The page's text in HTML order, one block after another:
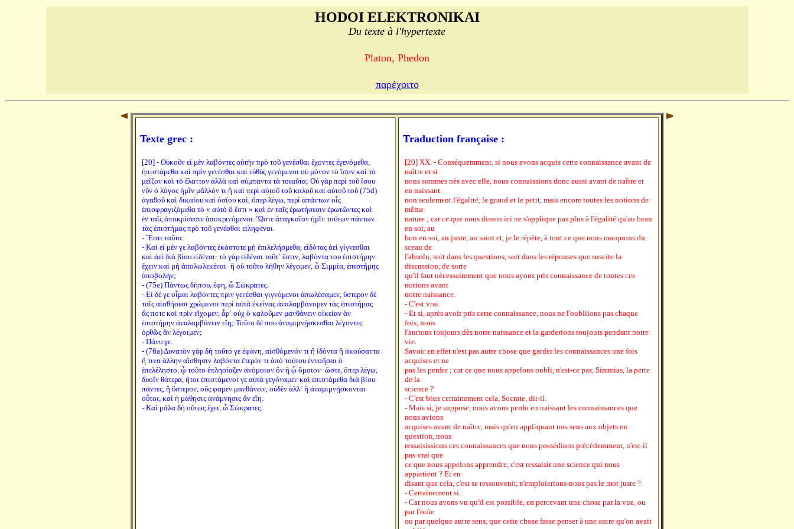
HODOI ELEKTRONIKAI
Du texte à l'hypertexte
Platon, Phedon
παρέχοιτο
Texte grec :
[20] - Οὐκοῦν εἰ μὲν λαβόντες αὐτὴν πρὸ τοῦ γενέσθαι ἔχοντες ἐγενόμεθα,
ἠπιστάμεθα καὶ πρὶν γενέσθαι καὶ εὐθὺς γενόμενοι οὐ μόνον τὸ ἴσον καὶ τὸ
μεῖζον καὶ τὸ ἔλαττον ἀλλὰ καὶ σύμπαντα τὰ τοιαῦτα; Οὐ γὰρ περὶ τοῦ ἴσου
νῦν ὁ λόγος ἡμῖν μᾶλλόν τι ἢ καὶ περὶ αὐτοῦ τοῦ καλοῦ καὶ αὐτοῦ τοῦ (75d)
ἀγαθοῦ καὶ δικαίου καὶ ὁσίου καί, ὅπερ λέγω, περὶ ἁπάντων οἷς
ἐπισφραγιζόμεθα τὸ « αὐτὸ ὃ ἔστι » καὶ ἐν ταῖς ἐρωτήσεσιν ἐρωτῶντες καὶ
ἐν ταῖς ἀποκρίσεσιν ἀποκρινόμενοι. Ὥστε ἀναγκαῖον ἡμῖν τούτων πάντων
τὰς ἐπιστήμας πρὸ τοῦ γενέσθαι εἰληφέναι.
- Ἔστι ταῦτα.
- Καὶ εἰ μέν γε λαβόντες ἑκάστοτε μὴ ἐπιλελήσμεθα, εἰδότας ἀεὶ γίγνεσθαι
καὶ ἀεὶ διὰ βίου εἰδέναι· τὸ γὰρ εἰδέναι τοῦτ᾽ ἔστιν, λαβόντα του ἐπιστήμην
ἔχειν καὶ μὴ ἀπολωλεκέναι· ἢ οὐ τοῦτο λήθην λέγομεν, ὦ Σιμμία, ἐπιστήμης
ἀποβολήν;
- (75e) Πάντως δήπου, ἔφη, ὦ Σώκρατες.
- Εἰ δέ γε οἶμαι λαβόντες πρὶν γενέσθαι γιγνόμενοι ἀπωλέσαμεν, ὕστερον δὲ
ταῖς αἰσθήσεσι χρώμενοι περὶ αὐτὰ ἐκείνας ἀναλαμβάνομεν τὰς ἐπιστήμας
ἅς ποτε καὶ πρὶν εἴχομεν, ἆρ᾽ οὐχ ὃ καλοῦμεν μανθάνειν οἰκείαν ἂν
ἐπιστήμην ἀναλαμβάνειν εἴη; Τοῦτο δέ που ἀναμιμνῄσκεσθαι λέγοντες
ὀρθῶς ἂν λέγοιμεν;
- Πάνυ γε.
- (76a) Δυνατὸν γὰρ δὴ τοῦτό γε ἐφάνη, αἰσθόμενόν τι ἢ ἰδόντα ἢ ἀκούσαντα
ἤ τινα ἄλλην αἴσθησιν λαβόντα ἕτερόν τι ἀπὸ τούτου ἐννοῆσαι ὃ
ἐπελέληστο, ᾧ τοῦτο ἐπλησίαζεν ἀνόμοιον ὂν ἢ ᾧ ὅμοιον· ὥστε, ὅπερ λέγω,
δυοῖν θάτερα, ἤτοι ἐπιστάμενοί γε αὐτὰ γεγόναμεν καὶ ἐπιστάμεθα διὰ βίου
πάντες, ἢ ὕστερον, οὕς φαμεν μανθάνειν, οὐδὲν ἀλλ᾽ ἢ ἀναμιμνῄσκονται
οὗτοι, καὶ ἡ μάθησις ἀνάμνησις ἂν εἴη.
- Καὶ μάλα δὴ οὕτως ἔχει, ὦ Σώκρατες.
Traduction française :
[20] XX. - Conséquemment, si nous avons acquis cette connaissance avant de
naître et si
nous sommes nés avec elle, nous connaissions donc aussi avant de naître et
en naissant
non seulement l'égalité, le grand et le petit, mais encore toutes les notions de
même
nature ; car ce que nous disons ici ne s'applique pas plus à l'égalité qu'au beau
en soi, au
bon en soi, au juste, au saint et, je le répète, à tout ce que nous marquons du
sceau de
l'absolu, soit dans les questions, soit dans les réponses que suscite la
discussion, de sorte
qu'il faut nécessairement que nous ayons pris connaissance de toutes ces
notions avant
notre naissance.
- C'est vrai.
- Et si, après avoir pris cette connaissance, nous ne l'oubliions pas chaque
fois, nous
l'aurions toujours dès notre naissance et la garderions toujours pendant notre
vie.
Savoir en effet n'est pas autre chose que garder les connaissances une fois
acquises et ne
pas les perdre ; car ce que nous appelons oubli, n'est-ce pas, Simmias, la perte
de la
science ?
- C'est bien certainement cela, Socrate, dit-il.
- Mais si, je suppose, nous avons perdu en naissant les connaissances que
nous avions
acquises avant de naître, mais qu'en appliquant nos sens aux objets en
question, nous
ressaisissions ces connaissances que nous possédions précédemment, n'est-il
pas vrai que
ce que nous appelons apprendre, c'est ressaisir une science qui nous
appartient ? Et en
disant que cela, c'est se ressouvenir, n'emploierions-nous pas le mot juste ?
- Certainement si.
- Car nous avons vu qu'il est possible, en percevant une chose par la vue, ou
par l'ouïe
ou par quelque autre sens, que cette chose fasse penser à une autre qu'on avait